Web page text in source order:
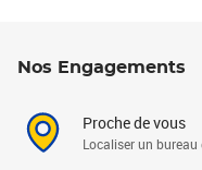
Nos Engagements
Proche de vous
Localiser un bureau